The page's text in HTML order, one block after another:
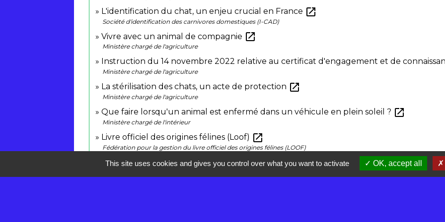
L'identification du chat, un enjeu crucial en France open_in_new
Société d'identification des carnivores domestiques (I-CAD)
Vivre avec un animal de compagnie open_in_new
Ministère chargé de l'agriculture
Instruction du 14 novembre 2022 relative au certificat d'engagement et de
Ministère chargé de l'agriculture
La stérilisation des chats, un acte de protection open_in_new
Ministère chargé de l'agriculture
Que faire lorsqu'un animal est enfermé dans un véhicule en plein soleil ? open_in_new
Ministère chargé de l'intérieur
Livre officiel des origines félines (Loof) open_in_new
Fédération pour la gestion du livre officiel des origines félines (LOOF)
Livre des Origines Français (Lof)open_in_new
This site uses cookies and gives you control over what you want to activate OK, accept all